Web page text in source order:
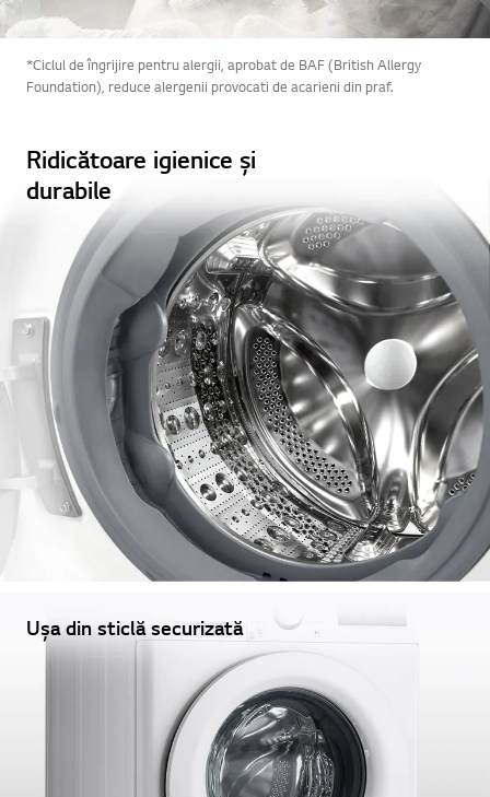
*Ciclul de îngrijire pentru alergii, aprobat de BAF (British Allergy
Foundation), reduce alergenii provocati de acarieni din praf.
Ridicătoare igienice și
durabile
Ușa din sticlă securizată